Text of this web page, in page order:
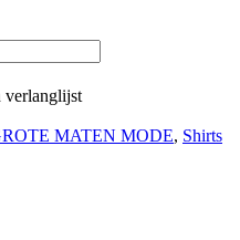
verlanglijst
MATEN MODE, Shirts